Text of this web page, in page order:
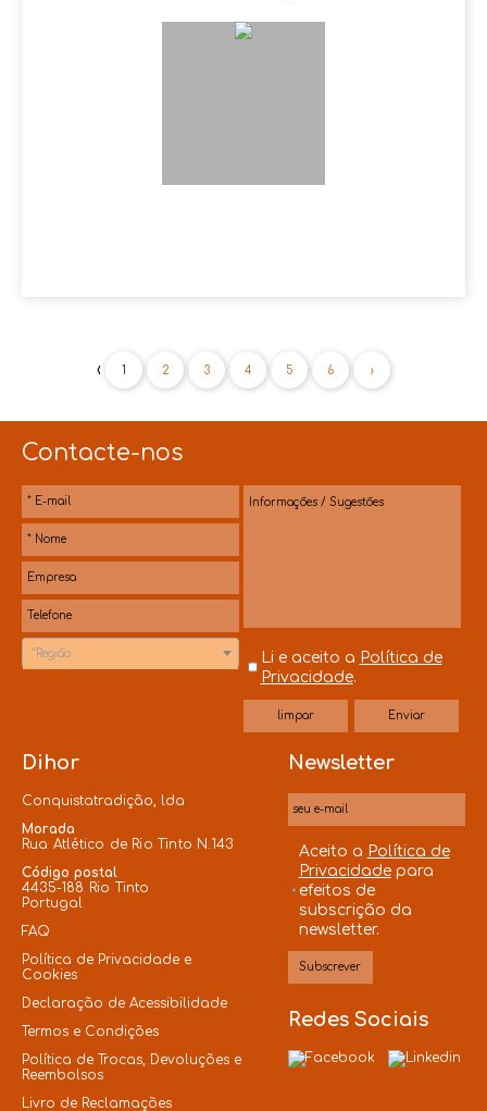
‹ 1 2 3 4 5 6 ›
Contacte-nos
*Região Li e aceito a Política de
Privacidade.
Dihor
Conquistatradição, lda
Morada
Rua Atlético de Rio Tinto N.143
Código postal
4435-188 Rio Tinto
Portugal
FAQ
Política de Privacidade e
Cookies
Declaração de Acessibilidade
Termos e Condições
Política de Trocas, Devoluções e
Reembolsos
Livro de Reclamações
Newsletter
Aceito a Política de
Privacidadepara
efeitos de
subscrição da
newsletter.
Redes Sociais